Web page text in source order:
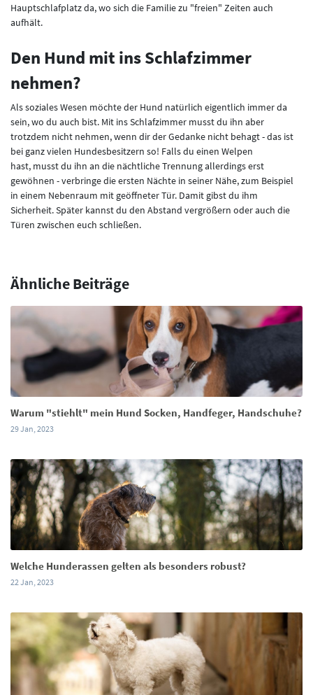
Hauptschlafplatz da, wo sich die Familie zu "freien" Zeiten auch
aufhält.
Den Hund mit ins Schlafzimmer
nehmen?
Als soziales Wesen möchte der Hund natürlich eigentlich immer da
sein, wo du auch bist. Mit ins Schlafzimmer musst du ihn aber
trotzdem nicht nehmen, wenn dir der Gedanke nicht behagt - das ist
bei ganz vielen Hundesbesitzern so! Falls du einen Welpen
hast, musst du ihn an die nächtliche Trennung allerdings erst
gewöhnen - verbringe die ersten Nächte in seiner Nähe, zum Beispiel
in einem Nebenraum mit geöffneter Tür. Damit gibst du ihm
Sicherheit. Später kannst du den Abstand vergrößern oder auch die
Türen zwischen euch schließen.
Ähnliche Beiträge
Warum "stiehlt" mein Hund Socken, Handfeger, Handschuhe?
29 Jan, 2023
Welche Hunderassen gelten als besonders robust?
22 Jan, 2023